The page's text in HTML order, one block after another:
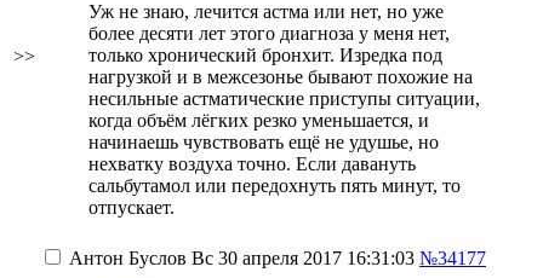
>>
Уж не знаю, лечится астма или нет, но уже
более десяти лет этого диагноза у меня нет,
только хронический бронхит. Изредка под
нагрузкой и в межсезонье бывают похожие на
несильные астматические приступы ситуации,
когда объём лёгких резко уменьшается, и
начинаешь чувствовать ещё не удушье, но
нехватку воздуха точно. Если давануть
сальбутамол или передохнуть пять минут, то
отпускает.
Антон Буслов Вс 30 апреля 2017 16:31:03 №34177